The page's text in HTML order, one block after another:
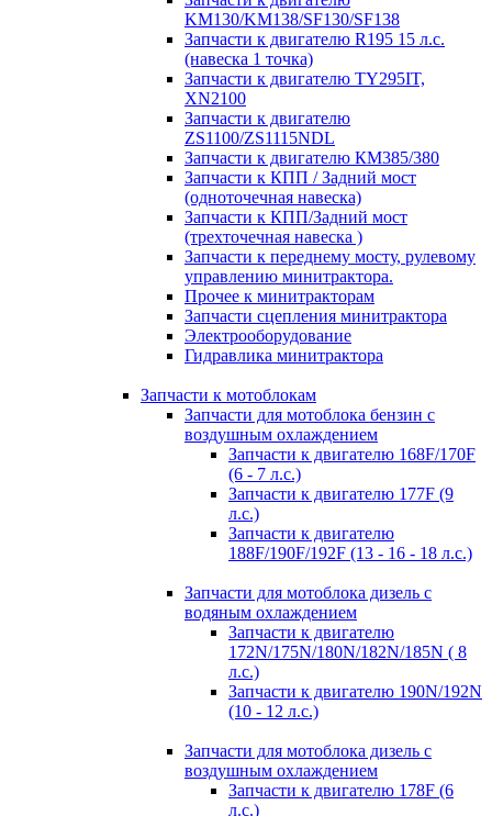
KM130/KM138/SF130/SF138
Запчасти к двигателю R195 15 л.с.
(навеска 1 точка)
Запчасти к двигателю TY295IT,
XN2100
Запчасти к двигателю
ZS1100/ZS1115NDL
Запчасти к двигателю КМ385/380
Запчасти к КПП / Задний мост
(одноточечная навеска)
Запчасти к КПП/Задний мост
(трехточечная навеска )
Запчасти к переднему мосту, рулевому
управлению минитрактора.
Прочее к минитракторам
Запчасти сцепления минитрактора
Электрооборудование
Гидравлика минитрактора
Запчасти к мотоблокам
Запчасти для мотоблока бензин с
воздушным охлаждением
Запчасти к двигателю 168F/170F
(6 - 7 л.с.)
Запчасти к двигателю 177F (9
л.с.)
Запчасти к двигателю
188F/190F/192F (13 - 16 - 18 л.с.)
Запчасти для мотоблока дизель с
водяным охлаждением
Запчасти к двигателю
172N/175N/180N/182N/185N ( 8
л.с.)
Запчасти к двигателю 190N/192N
(10 - 12 л.с.)
Запчасти для мотоблока дизель с
воздушным охлаждением
Запчасти к двигателю 178F (6
л.с.)